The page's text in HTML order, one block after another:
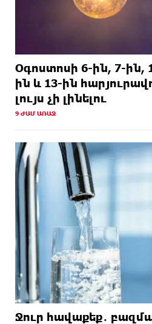
Օգոստոսի 6-ին, 7-ին,
ին և 13-ին
լույս չի լինելու
9 ԺԱՄ ԱՌԱՋ
Ջուր հավաքեք․